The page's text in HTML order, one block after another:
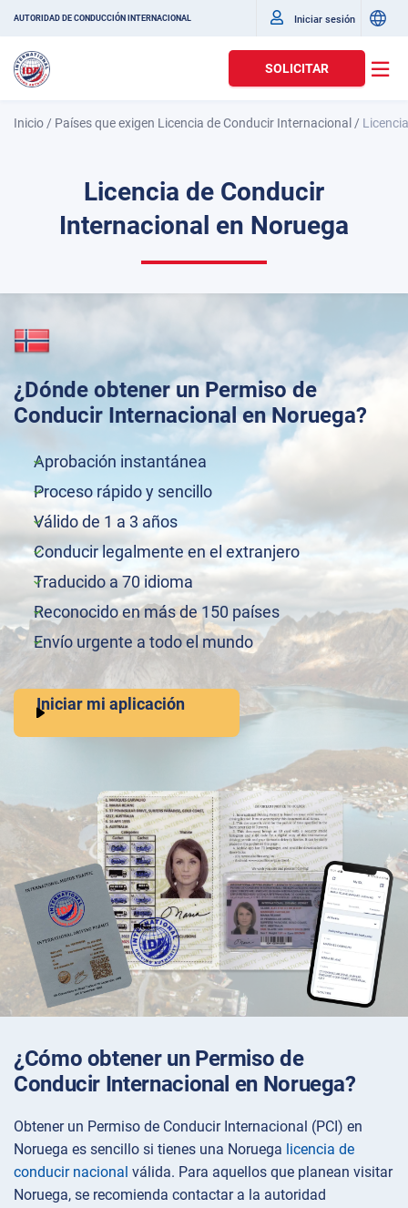
AUTORIDAD DE CONDUCCIÓN INTERNACIONAL Iniciar sesión
SOLICITAR
Inicio / Países que exigen Licencia de Conducir Internacional /
Licencia de Conducir
Internacional en Noruega
¿Dónde obtener un Permiso de
Conducir Internacional en Noruega?
Aprobación instantánea
Proceso rápido y sencillo
Válido de 1 a 3 años
Conducir legalmente en el extranjero
Traducido a 70 idioma
Reconocido en más de 150 países
Envío urgente a todo el mundo
Iniciar mi aplicación
¿Cómo obtener un Permiso de
Conducir Internacional en Noruega?
Obtener un Permiso de Conducir Internacional (PCI) en
Noruega es sencillo si tienes una Noruega licencia de
conducir nacional válida. Para aquellos que planean visitar
Noruega, se recomienda contactar a la autoridad